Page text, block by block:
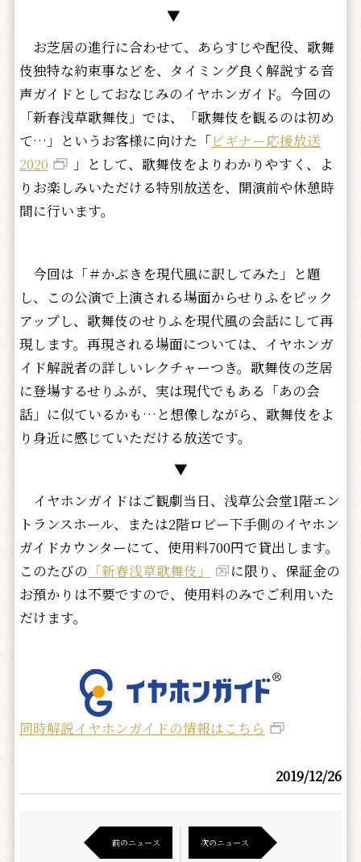
▼
お芝居の進行に合わせて、あらすじや配役、歌舞
伎独特な約束事などを、タイミング良く解説する音
声ガイドとしておなじみのイヤホンガイド。今回の
「新春浅草歌舞伎」では、「歌舞伎を観るのは初め
て…」というお客様に向けた「ビギナー応援放送
2020
」として、歌舞伎をよりわかりやすく、よ
りお楽しみいただける特別放送を、開演前や休憩時
間に行います。
今回は「＃かぶきを現代風に訳してみた」と題
し、この公演で上演される場面からせりふをピック
アップし、歌舞伎のせりふを現代風の会話にして再
現します。再現される場面については、イヤホンガ
イド解説者の詳しいレクチャーつき。歌舞伎の芝居
に登場するせりふが、実は現代でもある「あの会
話」に似ているかも…と想像しながら、歌舞伎をよ
り身近に感じていただける放送です。
▼
イヤホンガイドはご観劇当日、浅草公会堂1階エン
トランスホール、または2階ロビー下手側のイヤホン
ガイドカウンターにて、使用料700円で貸出します。
このたびの 「新春浅草歌舞伎」
に限り、保証金の
お預かりは不要ですので、使用料のみでご利用いた
だけます。
同時解説イヤホンガイドの情報はこちら
2019/12/26
前のニュース 次のニュース